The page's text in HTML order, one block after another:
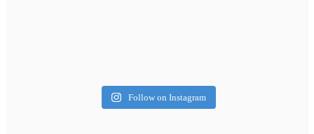
Follow on Instagram